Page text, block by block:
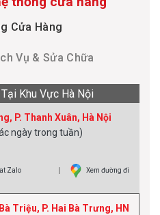
trên Vespa Primavera S
2025 mới.
Cửa Hàng
Vụ & Sửa Chữa
Khu Vực Hà Nội
P. Thanh Xuân, Hà Nội
ngày trong tuần)
Zalo Xem đường đi
Triệu, P. Hai Bà Trưng, HN